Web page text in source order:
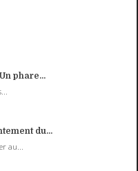
phare...
du...
au...